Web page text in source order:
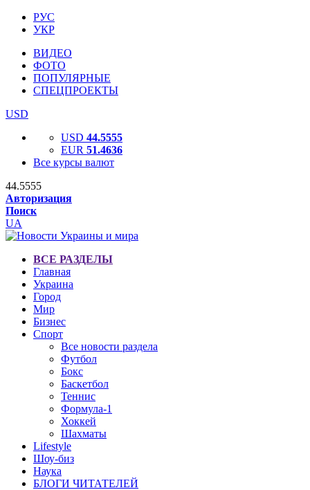
РУС
УКР
ВИДЕО
ФОТО
ПОПУЛЯРНЫЕ
СПЕЦПРОЕКТЫ
USD
USD 44.5555
EUR 51.4636
Все курсы валют
44.5555
Авторизация
Поиск
UA
ВСЕ РАЗДЕЛЫ
Главная
Украина
Город
Мир
Бизнес
Спорт
Все новости раздела
Футбол
Бокс
Баскетбол
Теннис
Формула-1
Хоккей
Шахматы
Lifestyle
Шоу-биз
Наука
БЛОГИ ЧИТАТЕЛЕЙ